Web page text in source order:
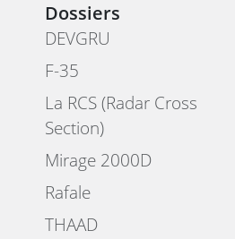
Dossiers
DEVGRU
F-35
La RCS (Radar Cross
Section)
Mirage 2000D
Rafale
THAAD